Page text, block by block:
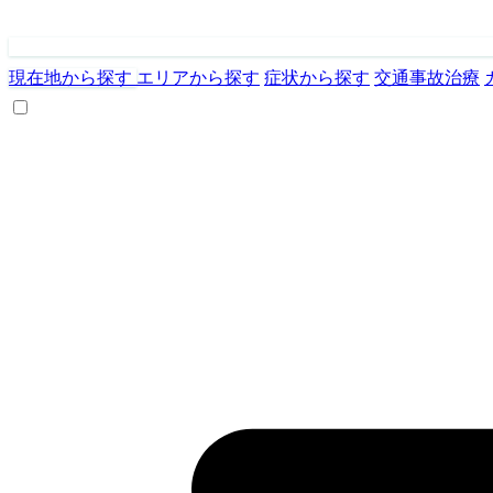
現在地から探す エリアから探す 症状から探す 交通事故治療